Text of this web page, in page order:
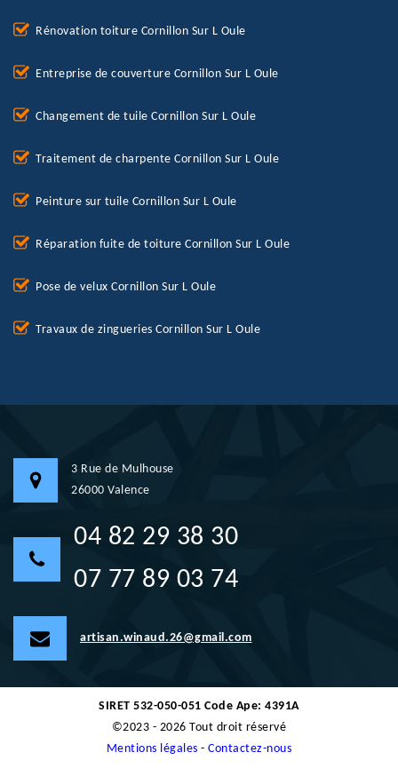
Rénovation toiture Cornillon Sur L Oule
Entreprise de couverture Cornillon Sur L Oule
Changement de tuile Cornillon Sur L Oule
Traitement de charpente Cornillon Sur L Oule
Peinture sur tuile Cornillon Sur L Oule
Réparation fuite de toiture Cornillon Sur L Oule
Pose de velux Cornillon Sur L Oule
Travaux de zingueries Cornillon Sur L Oule
3 Rue de Mulhouse
26000 Valence
04 82 29 38 30
07 77 89 03 74
artisan.winaud.26@gmail.com
SIRET 532-050-051 Code Ape: 4391A
©2023 - 2026 Tout droit réservé
Mentions légales -Contactez-nous